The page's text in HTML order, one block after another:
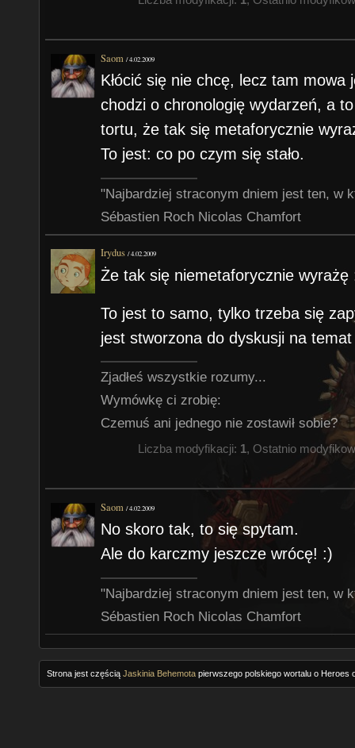
Saom /4.02.2009
Kłócić się nie chcę, lecz tam
chodzi o chronologię wydarzeń, a
tortu, że tak się metaforycznie
To jest: co po czym się stało.
"Najbardziej straconym dniem jest ten, w
Sébastien Roch Nicolas Chamfort
Irydus /4.02.2009
Że tak się niemetaforycznie wyrażę
To jest to samo, tylko trzeba się
jest stworzona do dyskusji na
Zjadłeś wszystkie rozumy...
Wymówkę ci zrobię:
Czemuś ani jednego nie zostawił sobie?
Liczba modyfikacji: 1, Ostatnio
Saom /4.02.2009
No skoro tak, to się spytam.
Ale do karczmy jeszcze wrócę! :)
"Najbardziej straconym dniem jest ten, w
Sébastien Roch Nicolas Chamfort
Strona jest częścią Jaskinia Behemotapierwszego polskiego wortalu o Heroes